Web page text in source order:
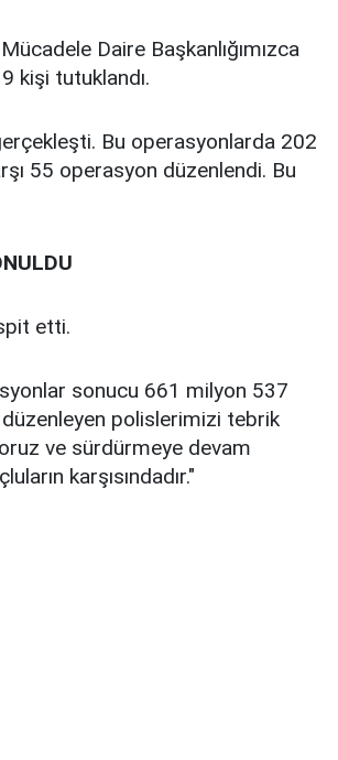
Daire Başkanlığımızca
kişi tutuklandı.
Bu operasyonlarda 202
55 operasyon düzenlendi. Bu
etti.
sonucu 661 milyon 537
düzenleyen polislerimizi tebrik
ve sürdürmeye devam
karşısındadır."